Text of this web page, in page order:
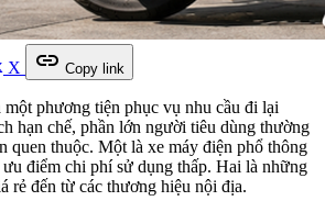
X link Copy link
phương tiện phục vụ nhu cầu đi lại
hạn chế, phần lớn người tiêu dùng thường
quen thuộc. Một là xe máy điện phổ thông
điểm chi phí sử dụng thấp. Hai là những
rẻ đến từ các thương hiệu nội địa.